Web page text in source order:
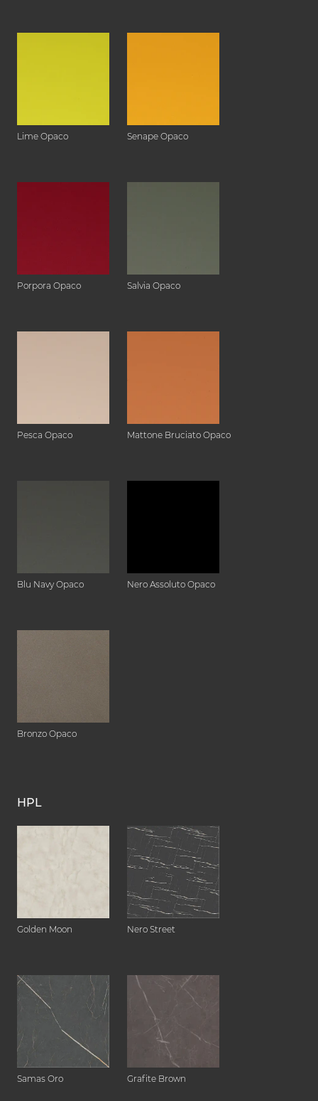
Lime Opaco Senape Opaco
Porpora Opaco Salvia Opaco
Pesca Opaco Mattone Bruciato Opaco
Blu Navy Opaco Nero Assoluto Opaco
Bronzo Opaco
HPL
Golden Moon Nero Street
Samas Oro Grafite Brown